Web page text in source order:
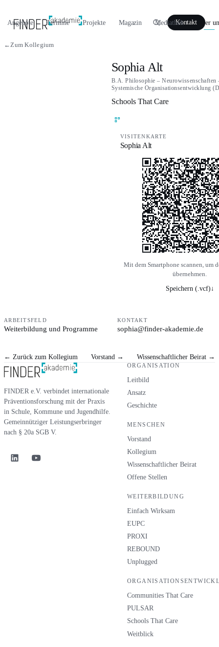
Angebote Termine Projekte Magazin Mediathek Über
Kontakt
←Zum Kollegium
Sophia Alt
B.A. Philosophie –
Systemische Organisationsentwicklung
Schools That Care
VISITENKARTE
Sophia Alt
Mit dem Smartphone scannen, um
übernehmen.
Speichern (.vcf)↓
ARBEITSFELD
Weiterbildung und Programme
KONTAKT
sophia@finder-akademie.de
← Zurück zum Kollegium Vorstand → Wissenschaftlicher Beirat →
FINDER e.V. verbindet internationale
Präventionsforschung mit der Praxis
in Schule, Kommune und Jugendhilfe.
Gemeinnütziger Leistungserbringer
nach § 20a SGB V.
ORGANISATION
Leitbild
Ansatz
Geschichte
MENSCHEN
Vorstand
Kollegium
Wissenschaftlicher Beirat
Offene Stellen
WEITERBILDUNG
Einfach Wirksam
EUPC
PROXI
REBOUND
Unplugged
Communities That Care
PULSAR
Schools That Care
Weitblick